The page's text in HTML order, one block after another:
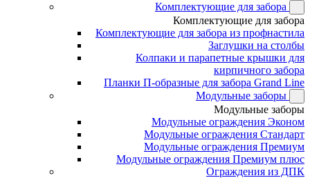
Комплектующие для забора
Комплектующие для забора
Комплектующие для забора из профнастила
Заглушки на столбы
Колпаки и парапетные крышки для
кирпичного забора
Планки П-образные для забора Grand Line
Модульные заборы
Модульные заборы
Модульные ограждения Эконом
Модульные ограждения Стандарт
Модульные ограждения Премиум
Модульные ограждения Премиум плюс
Ограждения из ДПК